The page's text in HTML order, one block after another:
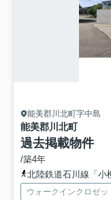
能美郡川北町字中島
能美郡川北町
過去掲載物件
/築4年
北陸鉄道石川線「小
ウォークインクロゼッ